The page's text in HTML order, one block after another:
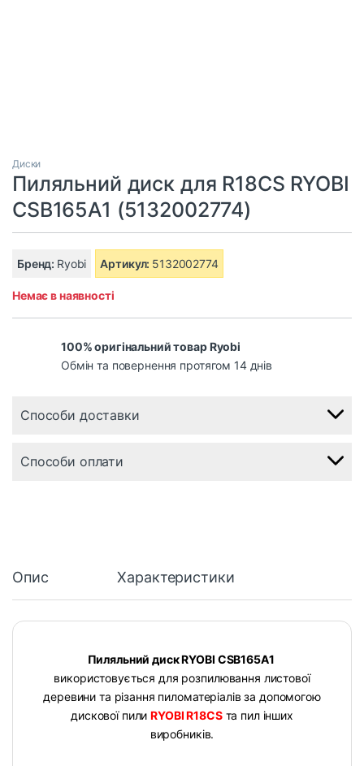
Диски
Пиляльний диск для R18CS RYOBI
CSB165A1 (5132002774)
Бренд: Ryobi Артикул: 5132002774
Немає в наявності
100% оригінальний товар Ryobi
Обмін та повернення протягом 14 днів
Способи доставки
Способи оплати
Опис Характеристики
Пиляльний диск RYOBI CSB165A1
використовується для розпилювання листової
деревини та різання пиломатеріалів за допомогою
дискової пили RYOBI R18CS та пил інших
виробників.